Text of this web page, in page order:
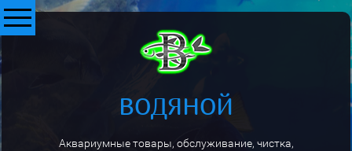
ВОДЯНОЙ
Аквариумные товары, обслуживание, чистка,